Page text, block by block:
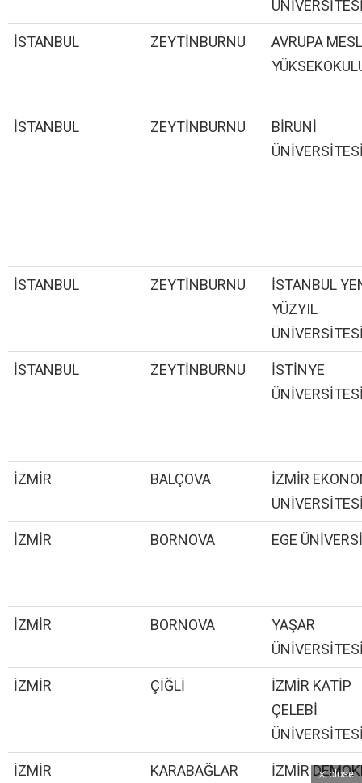
İSTANBUL ZEYTİNBURNU
AVRUPA
İSTANBUL ZEYTİNBURNU
BİRUNİ
İSTANBUL ZEYTİNBURNU
İSTANBUL
YÜZYIL
İSTANBUL ZEYTİNBURNU
İSTİNYE
İZMİR BALÇOVA
İZMİR
İZMİR BORNOVA EGE
İZMİR BORNOVA
YAŞAR
İZMİR ÇİĞLİ
İZMİR KATİP
ÇELEBİ
İZMİR KARABAĞLAR İZMİR close